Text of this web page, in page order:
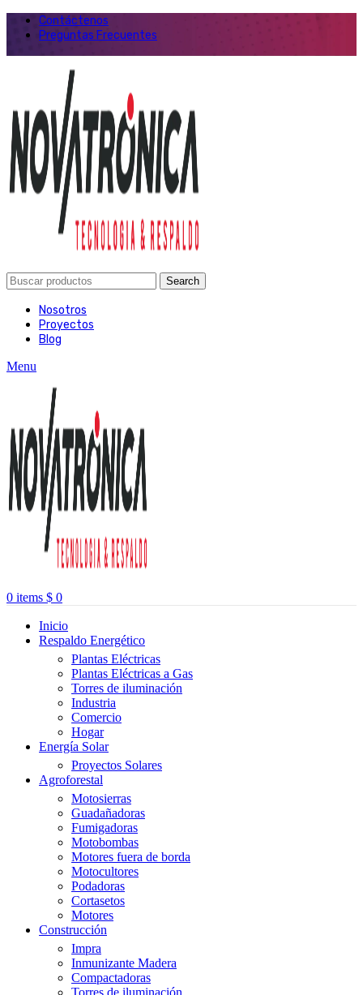
Contáctenos
Preguntas Frecuentes
Search
Nosotros
Proyectos
Blog
Menu
0 items $ 0
Inicio
Respaldo Energético
Plantas Eléctricas
Plantas Eléctricas a Gas
Torres de iluminación
Industria
Comercio
Hogar
Energía Solar
Proyectos Solares
Agroforestal
Motosierras
Guadañadoras
Fumigadoras
Motobombas
Motores fuera de borda
Motocultores
Podadoras
Cortasetos
Motores
Construcción
Impra
Inmunizante Madera
Compactadoras
Torres de iluminación